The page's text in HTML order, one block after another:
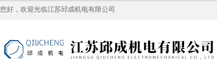
您好，欢迎光临江苏邱成机电有限公司